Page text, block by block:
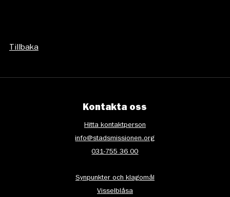
Tillbaka
Kontakta oss
Hitta kontaktperson
info@stadsmissionen.org
031-755 36 00
Synpunkter och klagomål
Visselblåsa